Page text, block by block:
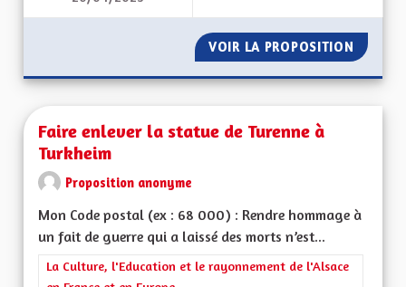
VOIR LA PROPOSITION
Faire enlever la statue de Turenne à
Turkheim
Proposition anonyme
Mon Code postal (ex : 68 000) : Rendre hommage à
un fait de guerre qui a laissé des morts n’est...
Filtrer les résultats de la catégorie : La Culture, l'Education et
La Culture, l'Education et le rayonnement de l'Alsace